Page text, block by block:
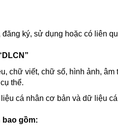
đăng ký, sử dụng hoặc có liên
chữ viết, chữ số, hình ảnh,
thể.
cá nhân cơ bản và dữ liệu
bao gồm: